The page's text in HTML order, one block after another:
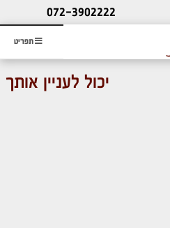
תפריט
ליעוץ חינם
והזמנת כרטיס שמחות
072-3902222
יכול לעניין אותך